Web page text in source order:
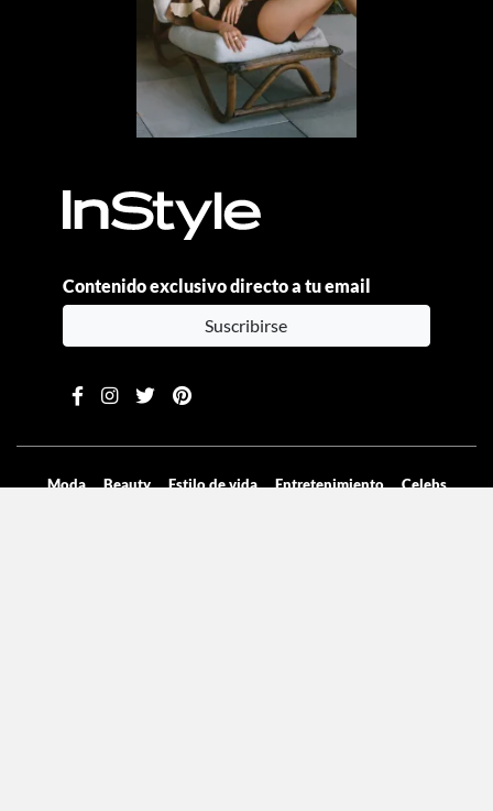
Contenido exclusivo directo a tu email
Suscribirse
Moda Beauty Estilo de vida Entretenimiento Celebs